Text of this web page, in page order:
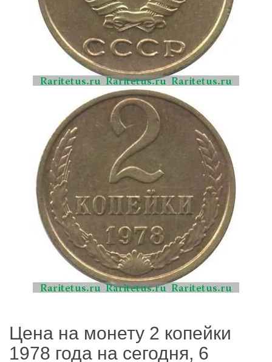
Цена на монету 2 копейки
1978 года на сегодня, 6